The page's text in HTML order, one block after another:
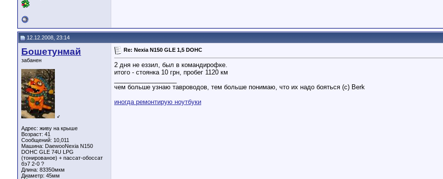
12.12.2008, 23:14
Бошетунмай
забанен
♂
Адрес: живу на крыше
Возраст: 41
Сообщений: 10,011
Машина: DaewooNexia N150
DOHC GLE 74U LPG
(тонированое) + пассат-обоссат
бэ7 2-0 ?
Длина: 83350мкм
Диаметр: 45мм
Re: Nexia N150 GLE 1,5 DOHC
2 дня не еззил, был в командирофке.
итого - стоянка 10 грн, пробег 1120 км
чем больше узнаю тавроводов, тем больше понимаю, что их надо бояться (с) Berk
иногда ремонтирую ноутбуки